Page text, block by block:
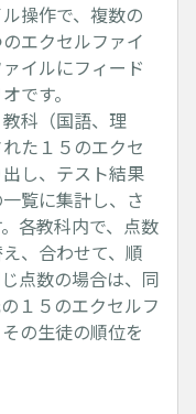
操作で、複数の
エクセルファイ
イルにフィード
です。
科（国語、理
た１５のエクセ
し、テスト結果
覧に集計し、さ
各教科内で、点数
、合わせて、順
点数の場合は、同
１５のエクセルフ
の生徒の順位を